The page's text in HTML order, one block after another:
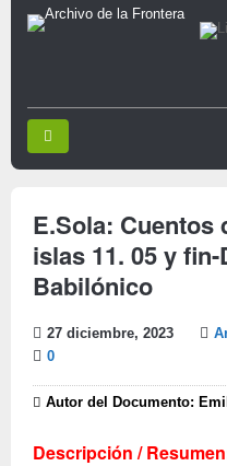
E.Sola: Cuentos
islas 11. 05 y
Babilónico
27 diciembre, 2023
0
Autor del Documento:
Descripción /